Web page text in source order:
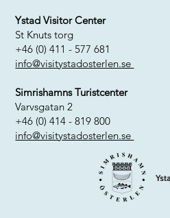
Ystad Visitor Center
St Knuts torg
+46 (0) 411 - 577 681
info@visitystadosterlen.se
Simrishamns Turistcenter
Varvsgatan 2
+46 (0) 414 - 819 800
info@visitystadosterlen.se